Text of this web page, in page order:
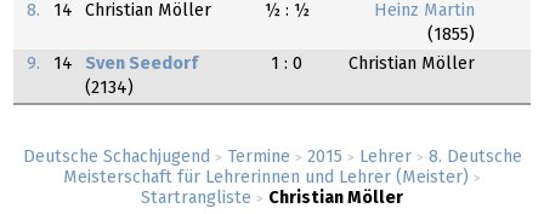
Deutsche Schachjugend > Termine > 2015 > Lehrer > 8. Deutsche
Meisterschaft für Lehrerinnen und Lehrer (Meister) >
Startrangliste > Christian Möller
8.
14 Christian Möller ½ : ½
Heinz Martin
(1855)
9.
14
Sven Seedorf
(2134)
1 : 0 Christian Möller